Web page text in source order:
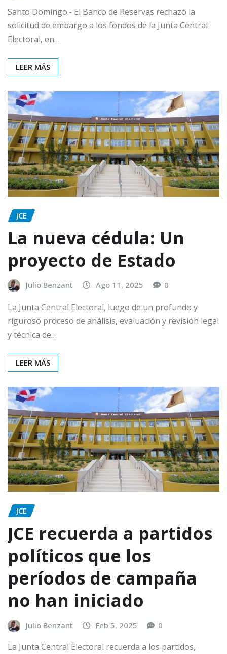
Santo Domingo.- El Banco de Reservas rechazó la
solicitud de embargo a los fondos de la Junta Central
Electoral, en…
LEER MÁS
JCE
La nueva cédula: Un
proyecto de Estado
Julio Benzant Ago 11, 2025 0
La Junta Central Electoral, luego de un profundo y
riguroso proceso de análisis, evaluación y revisión legal
y técnica de…
LEER MÁS
JCE
JCE recuerda a partidos
políticos que los
períodos de campaña
no han iniciado
Julio Benzant Feb 5, 2025 0
La Junta Central Electoral recuerda a los partidos,